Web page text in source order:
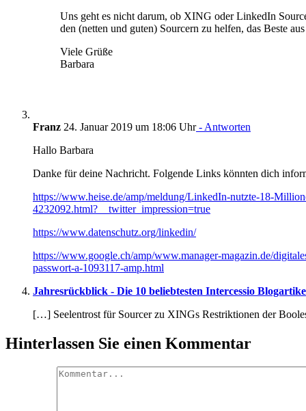
Uns geht es nicht darum, ob XING oder LinkedIn
den (netten und guten) Sourcern zu helfen, das Beste
Viele Grüße
Barbara
Franz 24. Januar 2019 um 18:06 Uhr- Antworten
Hallo Barbara
Danke für deine Nachricht. Folgende Links könnten dich
https://www.heise.de/amp/meldung/LinkedIn-nutzte-18-
4232092.html?__twitter_impression=true
https://www.datenschutz.org/linkedin/
https://www.google.ch/amp/www.manager-magazin.de/
passwort-a-1093117-amp.html
Jahresrückblick - Die 10 beliebtesten Intercessio
[…] Seelentrost für Sourcer zu XINGs Restriktionen der
Hinterlassen Sie einen Kommentar